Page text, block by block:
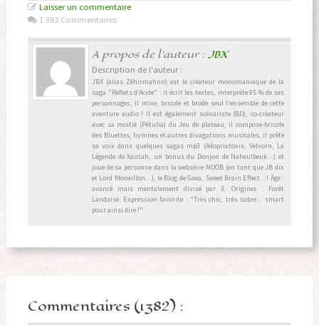
Laisser un commentaire
1 382 Commentaires
A propos de l'auteur :JBX
Description de l'auteur :
JBX (alias Zéhirmahnn) est le créateur monomaniaque de la
saga "Reflets d’Acide" : il écrit les textes, interprète 95 % de ses
personnages, il mixe, bricole et brode seul l'ensemble de cette
aventure audio ! Il est également scénariste (BD), co-créateur
avec sa moitié (Pétulia) du Jeu de plateau, il compose-bricole
des Bluettes, hymnes et autres divagations musicales, il prête
sa voix dans quelques sagas mp3 (Adoprixtoxis, Velvorn, La
Légende de Xantah, un bonus du Donjon de Naheulbeuk...) et
joue de sa personne dans la websérie NOOB (en tant que JB dix
et Lord Moneillon...), le Blog de Gaea, Sweet Brain Effect...! Âge :
avancé mais mentalement divisé par 3. Origines : Forêt
Landaise. Expression favorite : "Très chic, très sobre... smart
pour ainsi dire !"
Commentaires (1382) :